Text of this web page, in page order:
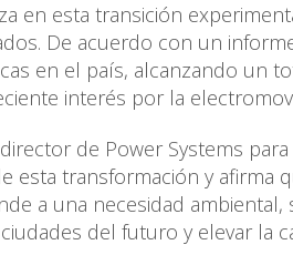
en esta transición
De acuerdo con un
en el país, alcanzando un
interés por la
de Power Systems
esta transformación y afirma
a una necesidad
del futuro y elevar la